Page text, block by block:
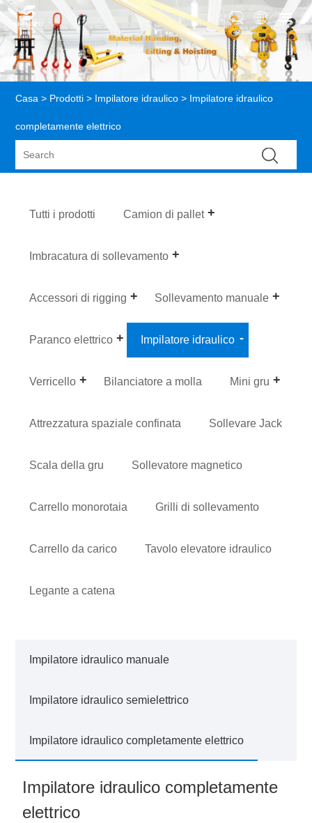
Casa > Prodotti > Impilatore idraulico > Impilatore idraulico
completamente elettrico
Tutti i prodotti Camion di pallet
Imbracatura di sollevamento
Accessori di rigging Sollevamento manuale
Paranco elettrico Impilatore idraulico
Verricello Bilanciatore a molla Mini gru
Attrezzatura spaziale confinata Sollevare Jack
Scala della gru Sollevatore magnetico
Carrello monorotaia Grilli di sollevamento
Carrello da carico Tavolo elevatore idraulico
Legante a catena
Impilatore idraulico manuale
Impilatore idraulico semielettrico
Impilatore idraulico completamente elettrico
Impilatore idraulico completamente
elettrico